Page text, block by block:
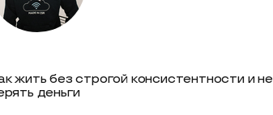
жить без строгой консистентности и не
деньги